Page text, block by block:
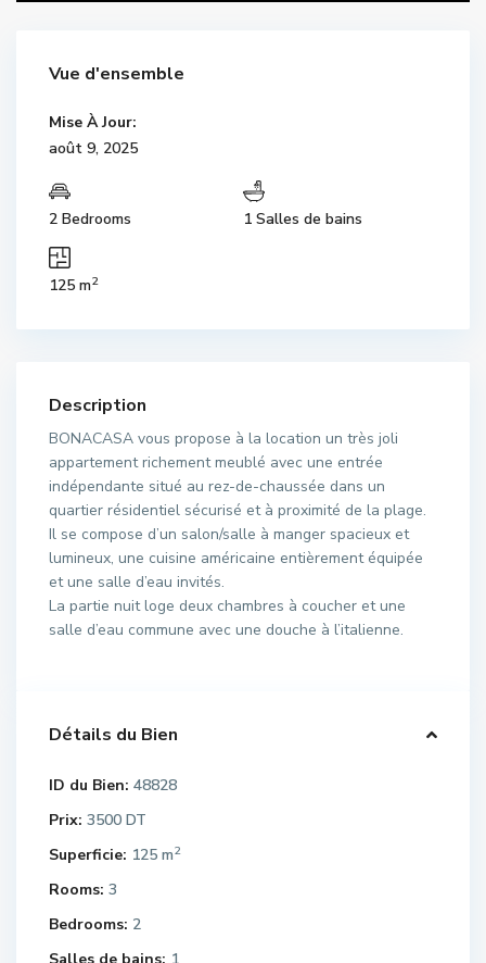
Vue d'ensemble
Mise À Jour:
août 9, 2025
2 Bedrooms 1 Salles de bains
125 m2
Description
BONACASA vous propose à la location un très joli
appartement richement meublé avec une entrée
indépendante situé au rez-de-chaussée dans un
quartier résidentiel sécurisé et à proximité de la plage.
Il se compose d’un salon/salle à manger spacieux et
lumineux, une cuisine américaine entièrement équipée
et une salle d’eau invités.
La partie nuit loge deux chambres à coucher et une
salle d’eau commune avec une douche à l’italienne.
Détails du Bien
ID du Bien: 48828
Prix: 3500 DT
Superficie: 125 m2
Rooms: 3
Bedrooms: 2